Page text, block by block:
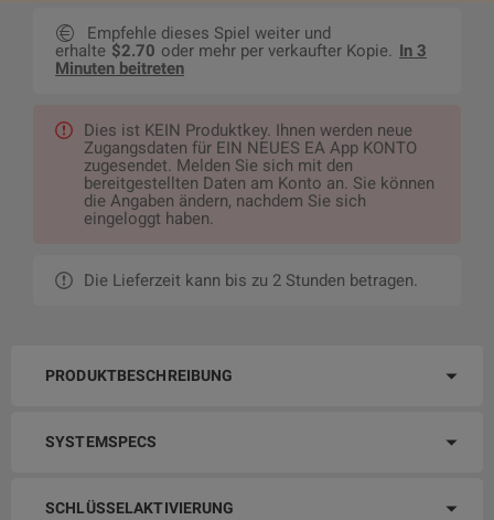
Empfehle dieses Spiel weiter und
erhalte $2.70 oder mehr per verkaufter Kopie. In 3
Minuten beitreten
Dies ist KEIN Produktkey. Ihnen werden neue
Zugangsdaten für EIN NEUES EA App KONTO
zugesendet. Melden Sie sich mit den
bereitgestellten Daten am Konto an. Sie können
die Angaben ändern, nachdem Sie sich
eingeloggt haben.
Die Lieferzeit kann bis zu 2 Stunden betragen.
PRODUKTBESCHREIBUNG
SYSTEMSPECS
SCHLÜSSELAKTIVIERUNG